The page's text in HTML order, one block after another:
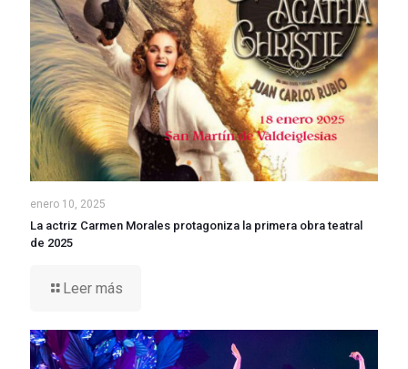
enero 10, 2025
La actriz Carmen Morales protagoniza la primera obra teatral
de 2025
Leer más